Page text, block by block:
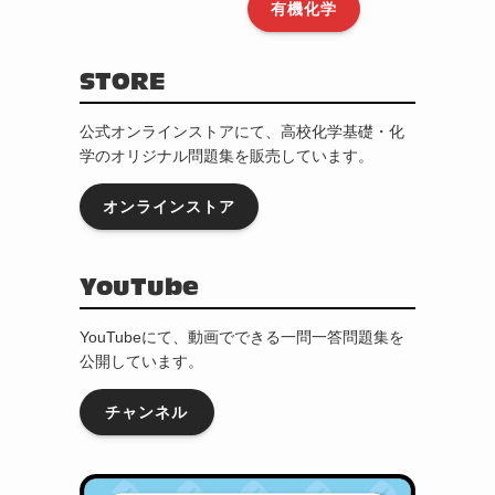
有機化学
STORE
公式オンラインストアにて、高校化学基礎・化
学のオリジナル問題集を販売しています。
オンラインストア
YouTube
YouTubeにて、動画でできる一問一答問題集を
公開しています。
チャンネル